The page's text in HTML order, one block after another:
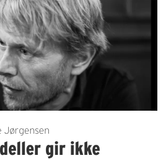
Jørgensen
gir ikke